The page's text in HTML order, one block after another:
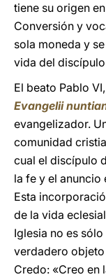
tiene su origen
Conversión y
sola moneda y
vida del
El beato Pablo
Evangelii
evangelizador.
comunidad
cual el discípulo
la fe y el
Esta
de la vida
Iglesia no es
verdadero
Credo: «Creo en